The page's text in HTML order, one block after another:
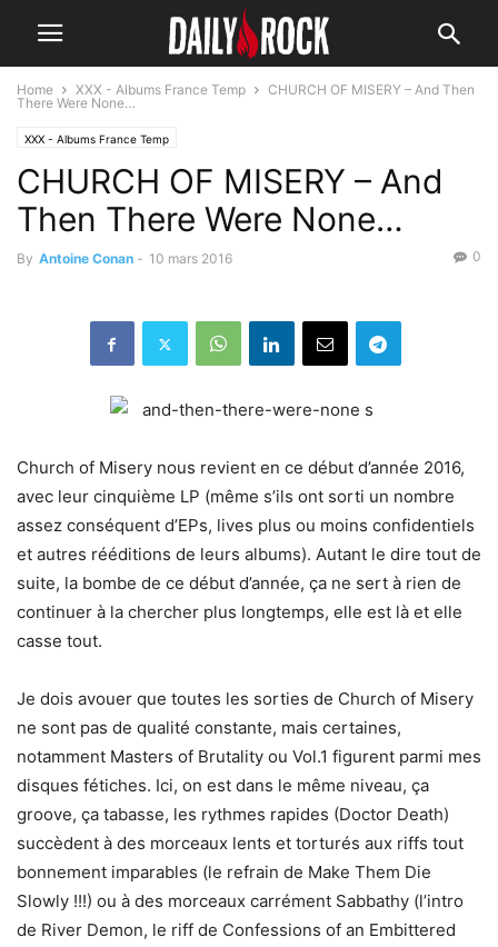
Home XXX - Albums France Temp
CHURCH OF MISERY – And Then
There Were None…
XXX - Albums France Temp
CHURCH OF MISERY – And
Then There Were None…
By Antoine Conan - 10 mars 2016 0
Church of Misery nous revient en ce début d’année 2016,
avec leur cinquième LP (même s’ils ont sorti un nombre
assez conséquent d’EPs, lives plus ou moins confidentiels
et autres rééditions de leurs albums). Autant le dire tout de
suite, la bombe de ce début d’année, ça ne sert à rien de
continuer à la chercher plus longtemps, elle est là et elle
casse tout.
Je dois avouer que toutes les sorties de Church of Misery
ne sont pas de qualité constante, mais certaines,
notamment Masters of Brutality ou Vol.1 figurent parmi mes
disques fétiches. Ici, on est dans le même niveau, ça
groove, ça tabasse, les rythmes rapides (Doctor Death)
succèdent à des morceaux lents et torturés aux riffs tout
bonnement imparables (le refrain de Make Them Die
Slowly !!!) ou à des morceaux carrément Sabbathy (l’intro
de River Demon, le riff de Confessions of an Embittered